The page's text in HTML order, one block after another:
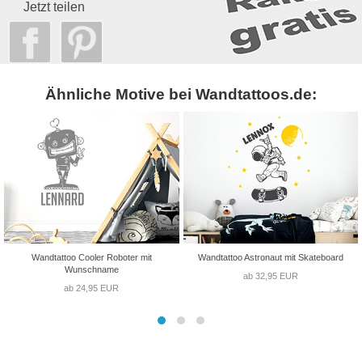
Jetzt teilen
Ähnliche Motive bei Wandtattoos.de:
Wandtattoo Cooler Roboter mit
Wunschname
ab 24,95 EUR
Wandtattoo Astronaut mit Skateboard
ab 32,95 EUR